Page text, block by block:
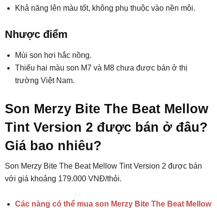
Khả năng lên màu tốt, không phụ thuộc vào nền môi.
Nhược điểm
Mùi son hơi hắc nồng.
Thiếu hai màu son M7 và M8 chưa được bán ở thị
trường Việt Nam.
Son Merzy Bite The Beat Mellow
Tint Version 2 được bán ở đâu?
Giá bao nhiêu?
Son Merzy Bite The Beat Mellow Tint Version 2 được bán
với giá khoảng 179.000 VNĐ/thỏi.
Các nàng có thể mua son Merzy Bite The Beat Mellow